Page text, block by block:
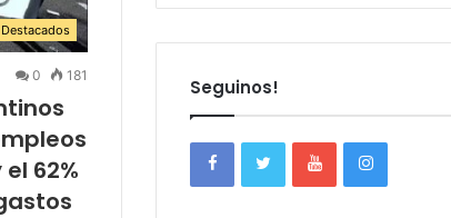
Destacados
0 181
62%
Seguinos!